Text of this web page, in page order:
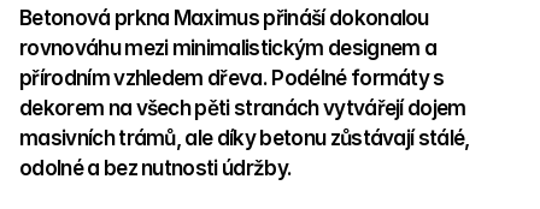
Betonová prkna Maximus přináší dokonalou
rovnováhu mezi minimalistickým designem a
přírodním vzhledem dřeva. Podélné formáty s
dekorem na všech pěti stranách vytvářejí dojem
masivních trámů, ale díky betonu zůstávají stálé,
odolné a bez nutnosti údržby.